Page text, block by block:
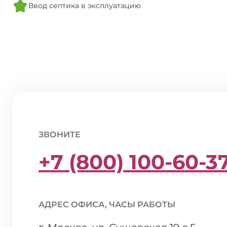
Ввод септика в эксплуатацию
ЗВОНИТЕ
+7 (800) 100-60-
АДРЕС ОФИСА, ЧАСЫ РАБОТЫ